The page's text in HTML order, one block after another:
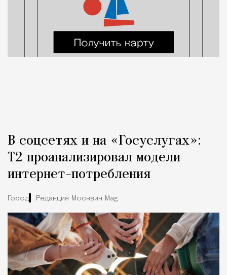
В соцсетях и на «Госуслугах»:
Т2 проанализировал модели
интернет-потребления
Город Редакция Москвич Mag